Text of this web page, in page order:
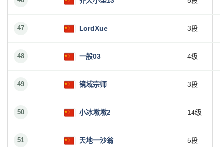
47 LordXue 3段
48 一般03 4级
49 镜域宗师 3段
50 小冰墩墩2 14级
51 天地一沙翁 5段